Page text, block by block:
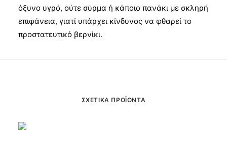
όξυνο υγρό, ούτε σύρμα ή κάποιο πανάκι με σκληρή
επιφάνεια, γιατί υπάρχει κίνδυνος να φθαρεί το
προστατευτικό βερνίκι.
ΣΧΕΤΙΚΆ ΠΡΟΪΌΝΤΑ